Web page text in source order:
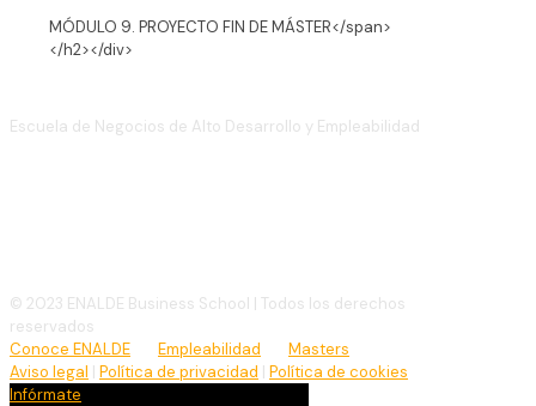
MÓDULO 9. PROYECTO FIN DE MÁSTER</span>
</h2></div>
Escuela de Negocios de Alto Desarrollo y Empleabilidad
© 2023 ENALDE Business School | Todos los derechos
reservados
Conoce ENALDE
Empleabilidad
Masters
Aviso legal | Política de privacidad | Política de cookies
Infórmate